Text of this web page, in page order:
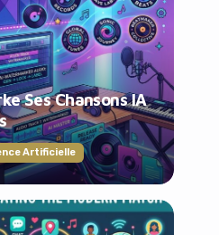
Ses Chansons IA
Artificielle